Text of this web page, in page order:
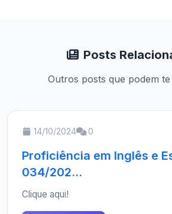
Posts
Outros posts que podem
14/10/2024 0
Proficiência em Inglês e
034/202...
Clique aqui!